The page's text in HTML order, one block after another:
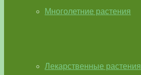
Многолетние растения
Лекарственные растения